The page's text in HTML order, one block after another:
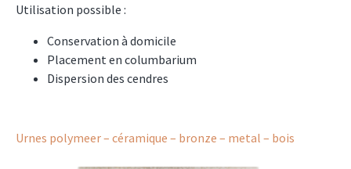
Utilisation possible :
Conservation à domicile
Placement en columbarium
Dispersion des cendres
Urnes polymeer – céramique – bronze – metal – bois